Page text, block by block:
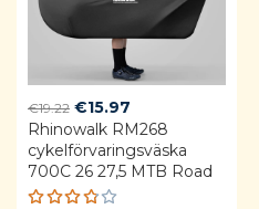
€19.22 Original
price
was:
€19.22.
€15.97
price
is:
€15.97.
Rhinowalk RM268
cykelförvaringsväska
700C 26 27,5 MTB Road